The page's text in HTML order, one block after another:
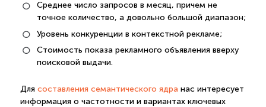
Среднее число запросов в месяц, причем не
точное количество, а довольно большой диапазон;
Уровень конкуренции в контекстной рекламе;
Стоимость показа рекламного объявления вверху
поисковой выдачи.
Для составления семантического ядра нас интересует
информация о частотности и вариантах ключевых